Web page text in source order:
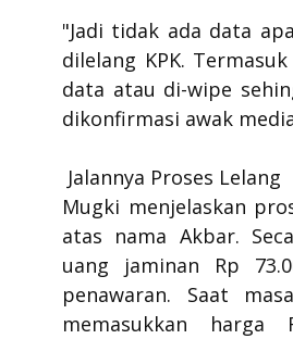
"Jadi tidak ada data
dilelang KPK.
data atau di-wipe
dikonfirmasi awak
Jalannya Proses Lelang
Mugki menjelaskan
atas nama Akbar.
uang jaminan Rp
penawaran. Saat
memasukkan